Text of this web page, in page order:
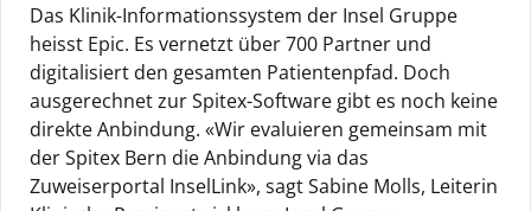
Das Klinik-Informationssystem der Insel Gruppe
heisst Epic. Es vernetzt über 700 Partner und
digitalisiert den gesamten Patientenpfad. Doch
ausgerechnet zur Spitex-Software gibt es noch keine
direkte Anbindung. «Wir evaluieren gemeinsam mit
der Spitex Bern die Anbindung via das
Zuweiserportal InselLink», sagt Sabine Molls, Leiterin